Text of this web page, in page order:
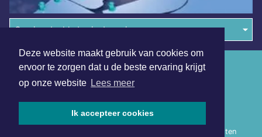
Deze website maakt gebruik van cookies om
ervoor te zorgen dat u de beste ervaring krijgt
op onze website Lees meer
Ik accepteer cookies
Overige dagbladen in de regio
Copyright (c) 2026 | Heerhugowaardsdagblad.nl - Alle rechten
Algemene voorwaarden
Disclaimer